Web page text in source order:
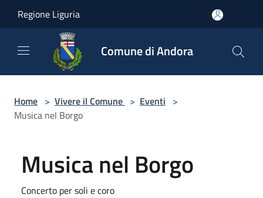
Regione Liguria
Comune di Andora
Home > Vivere il Comune > Eventi >
Musica nel Borgo
Musica nel Borgo
Concerto per soli e coro